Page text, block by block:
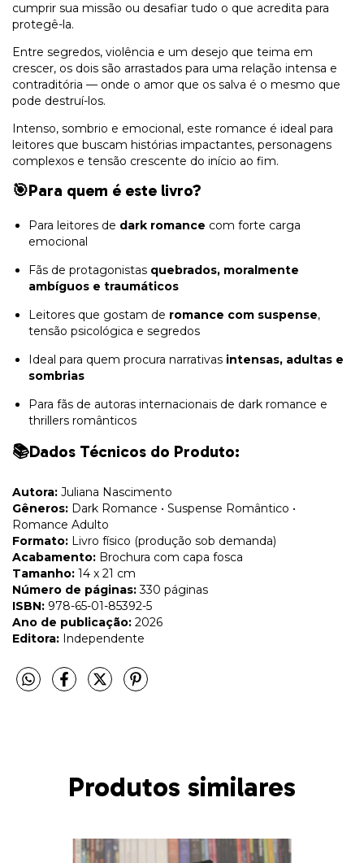
cumprir sua missão ou desafiar tudo o que acredita para
protegê-la.
Entre segredos, violência e um desejo que teima em
crescer, os dois são arrastados para uma relação intensa e
contraditória — onde o amor que os salva é o mesmo que
pode destruí-los.
Intenso, sombrio e emocional, este romance é ideal para
leitores que buscam histórias impactantes, personagens
complexos e tensão crescente do início ao fim.
🎯Para quem é este livro?
Para leitores de dark romance com forte carga
emocional
Fãs de protagonistas quebrados, moralmente
ambíguos e traumáticos
Leitores que gostam de romance com suspense,
tensão psicológica e segredos
Ideal para quem procura narrativas intensas, adultas e
sombrias
Para fãs de autoras internacionais de dark romance e
thrillers românticos
📚Dados Técnicos do Produto:
Autora: Juliana Nascimento
Gêneros: Dark Romance • Suspense Romântico •
Romance Adulto
Formato: Livro físico (produção sob demanda)
Acabamento: Brochura com capa fosca
Tamanho: 14 x 21 cm
Número de páginas: 330 páginas
ISBN: 978-65-01-85392-5
Ano de publicação: 2026
Editora: Independente
Produtos similares